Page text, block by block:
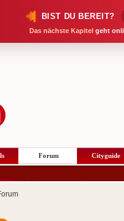
BIST DU BEREIT?
Das nächste Kapitel geht
Forum Cityguide